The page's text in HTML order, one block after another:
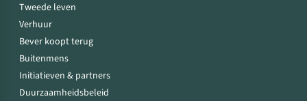
Tweede leven
Verhuur
Bever koopt terug
Buitenmens
Initiatieven & partners
Duurzaamheidsbeleid